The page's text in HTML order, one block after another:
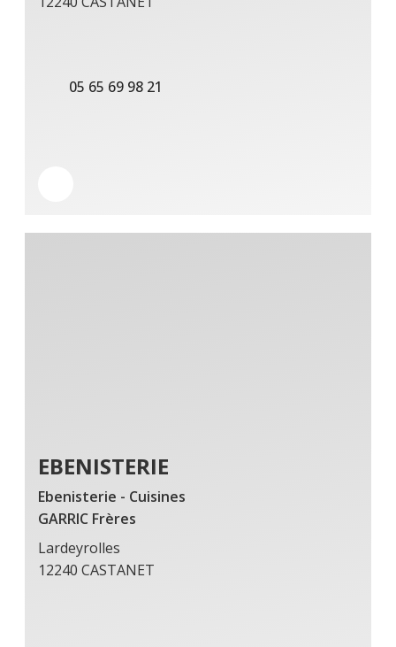
05 65 69 98 21
EBENISTERIE
Ebenisterie - Cuisines
GARRIC Frères
Lardeyrolles
12240 CASTANET